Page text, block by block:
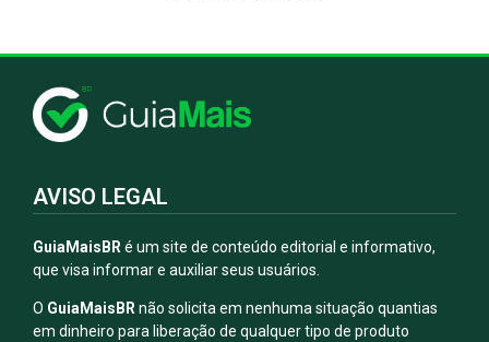
AVISO LEGAL
GuiaMaisBR é um site de conteúdo editorial e informativo,
que visa informar e auxiliar seus usuários.
O GuiaMaisBR não solicita em nenhuma situação quantias
em dinheiro para liberação de qualquer tipo de produto